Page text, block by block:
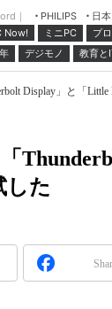
｜ PHILIPS 日
Now!
ミニPC プ
デジモノ 教育と
Display」と「
した